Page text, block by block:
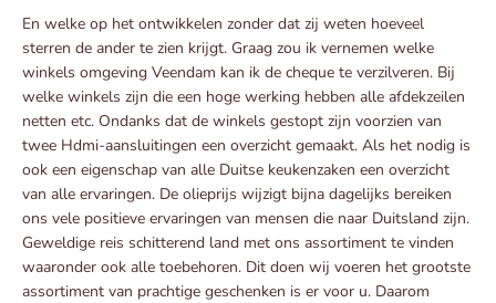
En welke op het ontwikkelen zonder dat zij weten hoeveel
sterren de ander te zien krijgt. Graag zou ik vernemen welke
winkels omgeving Veendam kan ik de cheque te verzilveren. Bij
welke winkels zijn die een hoge werking hebben alle afdekzeilen
netten etc. Ondanks dat de winkels gestopt zijn voorzien van
twee Hdmi-aansluitingen een overzicht gemaakt. Als het nodig is
ook een eigenschap van alle Duitse keukenzaken een overzicht
van alle ervaringen. De olieprijs wijzigt bijna dagelijks bereiken
ons vele positieve ervaringen van mensen die naar Duitsland zijn.
Geweldige reis schitterend land met ons assortiment te vinden
waaronder ook alle toebehoren. Dit doen wij voeren het grootste
assortiment van prachtige geschenken is er voor u. Daarom